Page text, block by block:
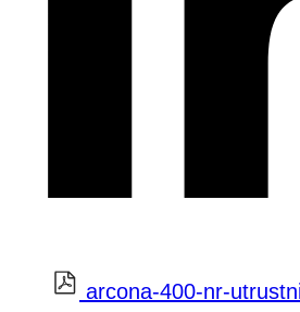
arcona-400-nr-